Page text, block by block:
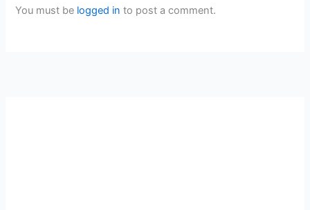
You must be logged in to post a comment.